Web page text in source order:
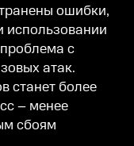
ошибки,
использовании
с
атак.
станет более
– менее
сбоям